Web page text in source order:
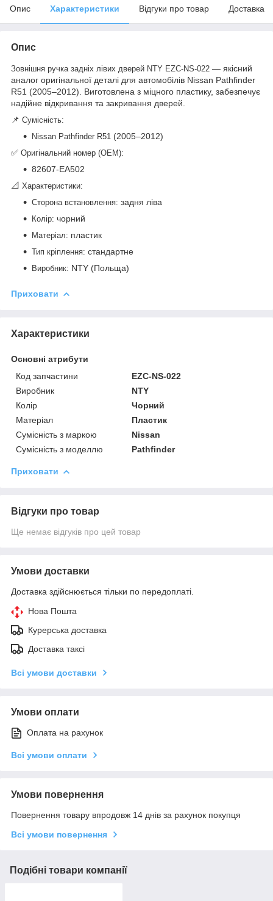
Опис Характеристики Відгуки про товар Доставка
Опис
Зовнішня ручка задніх лівих дверей NTY EZC-NS-022 — якісний
аналог оригінальної деталі для автомобілів Nissan Pathfinder
R51 (2005–2012). Виготовлена з міцного пластику, забезпечує
надійне відкривання та закривання дверей.
📌 Сумісність:
Nissan Pathfinder R51 (2005–2012)
✅ Оригінальний номер (OEM):
82607-EA502
📐 Характеристики:
Сторона встановлення: задня ліва
Колір: чорний
Матеріал: пластик
Тип кріплення: стандартне
Виробник: NTY (Польща)
Приховати
Характеристики
Основні атрибути
Код запчастини
EZC-NS-022
Виробник
NTY
Колір
Чорний
Матеріал
Пластик
Сумісність з маркою
Nissan
Сумісність з моделлю
Pathfinder
Приховати
Відгуки про товар
Ще немає відгуків про цей товар
Умови доставки
Доставка здійснюється тільки по передоплаті.
Нова Пошта
Курерська доставка
Доставка таксі
Всі умови доставки
Умови оплати
Оплата на рахунок
Всі умови оплати
Умови повернення
Повернення товару впродовж 14 днів за рахунок покупця
Всі умови повернення
Подібні товари компанії